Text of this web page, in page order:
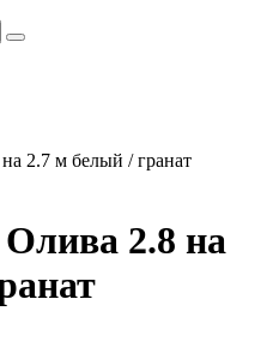
2.7 м белый / гранат
2.8 на